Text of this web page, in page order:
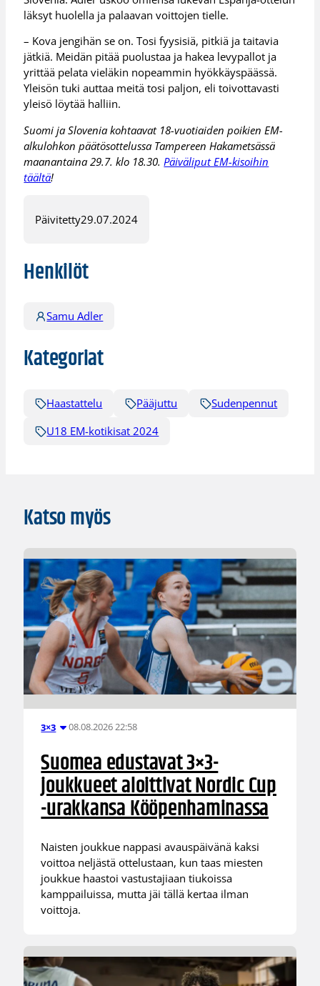
läksyt huolella ja palaavan voittojen tielle.
– Kova jengihän se on. Tosi fyysisiä, pitkiä ja taitavia
jätkiä. Meidän pitää puolustaa ja hakea levypallot ja
yrittää pelata vieläkin nopeammin hyökkäyspäässä.
Yleisön tuki auttaa meitä tosi paljon, eli toivottavasti
yleisö löytää halliin.
Suomi ja Slovenia kohtaavat 18-vuotiaiden poikien EM-
alkulohkon päätösottelussa Tampereen Hakametsässä
maanantaina 29.7. klo 18.30. Päiväliput EM-kisoihin
täältä!
Päivitetty29.07.2024
Henkilöt
Samu Adler
Kategoriat
Haastattelu Pääjuttu
Sudenpennut
U18 EM-kotikisat 2024
Katso myös
3×3 08.08.2026 22:58
Suomea edustavat 3×3-
joukkueet aloittivat Nordic Cup
-urakkansa Kööpenhaminassa
Naisten joukkue nappasi avauspäivänä kaksi
voittoa neljästä ottelustaan, kun taas miesten
joukkue haastoi vastustajiaan tiukoissa
kamppailuissa, mutta jäi tällä kertaa ilman
voittoja.